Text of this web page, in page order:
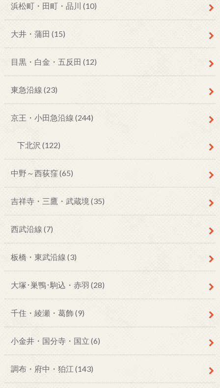
浜松町・田町・品川 (10)
大井・蒲田 (15)
目黒・白金・五反田 (12)
東急沿線 (23)
京王・小田急沿線 (244)
下北沢 (122)
中野～西荻窪 (65)
吉祥寺・三鷹・武蔵境 (35)
西武沿線 (7)
板橋・東武沿線 (3)
大塚･巣鴨･駒込・赤羽 (28)
千住・綾瀬・葛飾(9)
小金井・国分寺・国立 (6)
調布・府中・狛江 (143)